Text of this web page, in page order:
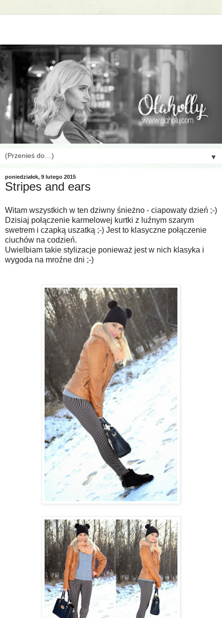
▼
poniedziałek, 9 lutego 2015
Stripes and ears
Witam wszystkich w ten dziwny śnieżno - ciapowaty dzień ;-)
Dzisiaj połączenie karmelowej kurtki z luźnym szarym
swetrem i czapką uszatką ;-) Jest to klasyczne połączenie
ciuchów na codzień.
Uwielbiam takie stylizacje ponieważ jest w nich klasyka i
wygoda na mroźne dni ;-)